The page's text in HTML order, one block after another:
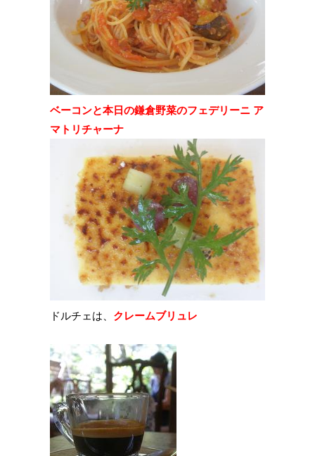
ベーコンと本日の鎌倉野菜のフェデリーニ ア
マトリチャーナ
ドルチェは、 クレームブリュレ